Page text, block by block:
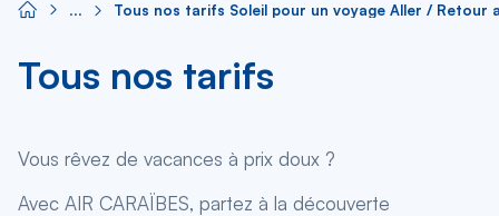
Tous nos tarifs Soleil pour un voyage Aller / Retour
Tous nos tarifs
Vous rêvez de vacances à prix doux ?
Avec AIR CARAÏBES, partez à la découverte